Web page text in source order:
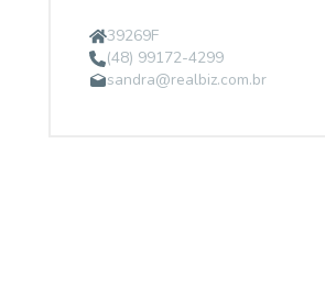
39269F
(48) 99172-4299
sandra@realbiz.com.br